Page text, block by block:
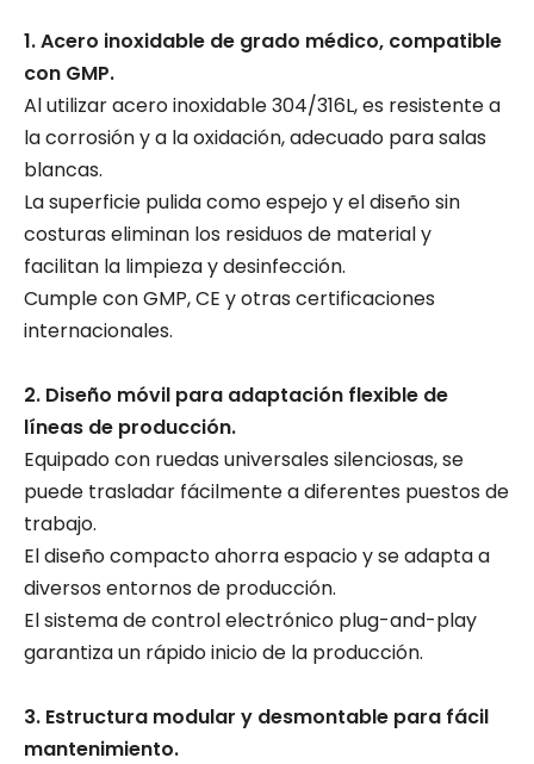
1. Acero inoxidable de grado médico, compatible
con GMP.
Al utilizar acero inoxidable 304/316L, es resistente a
la corrosión y a la oxidación, adecuado para salas
blancas.
La superficie pulida como espejo y el diseño sin
costuras eliminan los residuos de material y
facilitan la limpieza y desinfección.
Cumple con GMP, CE y otras certificaciones
internacionales.
2. Diseño móvil para adaptación flexible de
líneas de producción.
Equipado con ruedas universales silenciosas, se
puede trasladar fácilmente a diferentes puestos de
trabajo.
El diseño compacto ahorra espacio y se adapta a
diversos entornos de producción.
El sistema de control electrónico plug-and-play
garantiza un rápido inicio de la producción.
3. Estructura modular y desmontable para fácil
mantenimiento.